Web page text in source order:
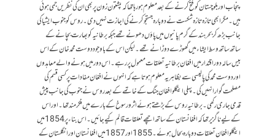
پنجاب اور بلوچستان کو فتح کرنے کے بعد معلوم ہو رہا تھا کہ پشتون زون پر بھی ان کی نظریں جمی ہوئی
ہیں۔ مگر ابھی تازہ تازہ شکست نے دوبارہ جستجو کرنے کی اجازت نہیں دی۔ روس کو جنوب ایشیا کی
جانب بڑھ کر بحرہند کے گرم پانیوں میں پاؤں دھونے تھے جبکہ برطانیہ کو بھارت بچانے کے
ساتھ ساتھ وسط ایشاء میں گھوڑے دوڑانے تھے۔ لیکن اس کے باوجود دوست محمد خان کے اس
بیس سالہ دور اقتدار میں افغان برطانیہ تعلقات معمول پر رہے۔ اس دور میں ہونے والے معاہدوں
اور دوست محمد کی پالیسی سے بظاہر یہ معلوم ہوتا ہے کہ انہوں نے افغان مفادات پر کسی قسم کی
مصلحت گوارا نہیں کی۔ پہلی اینگلو افغان جنگ کے خاتمے کے بعد روس نے جنوب کی جانب پیش
قدمی جاری رکھی۔ برطانیہ روس کے بڑھتے ہوئے اثر و رسوخ کے بارے میں فکر مند تھا ۔ اور اس
کے لیے ناگزیر تھا کہ افغانستان کے ساتھ اچھے تعلقات قائم کیے جائیں۔ اس بناء پر 1854 میں
اینگلو افغان تعلقات دوبارہ بحال ہوئے۔ 1855 اور 1857 میں افغانستان اور انگلستان کے